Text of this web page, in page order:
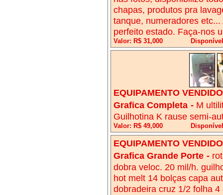
chapas, produtos pra
tanque, numeradores
perfeito estado. Faça-nos
Valor: R$ 31,000
EQUIPAMENTO
Grafica Completa - M
Guilhotina K rause semi-
Valor: R$ 49,000
EQUIPAMENTO
Grafica Grande Porte -
dobra veloc. 20 mil/h.
hot melt 14 bolças capa
dobradeira cruz 1/2 folha